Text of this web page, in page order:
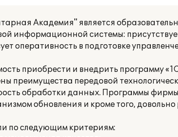
Академия" является
информационной системы:
оперативность в подготовке
приобрести и внедрить программу
преимущества передовой
обработки данных. Программы
обновления и кроме того,
по следующим критериям: